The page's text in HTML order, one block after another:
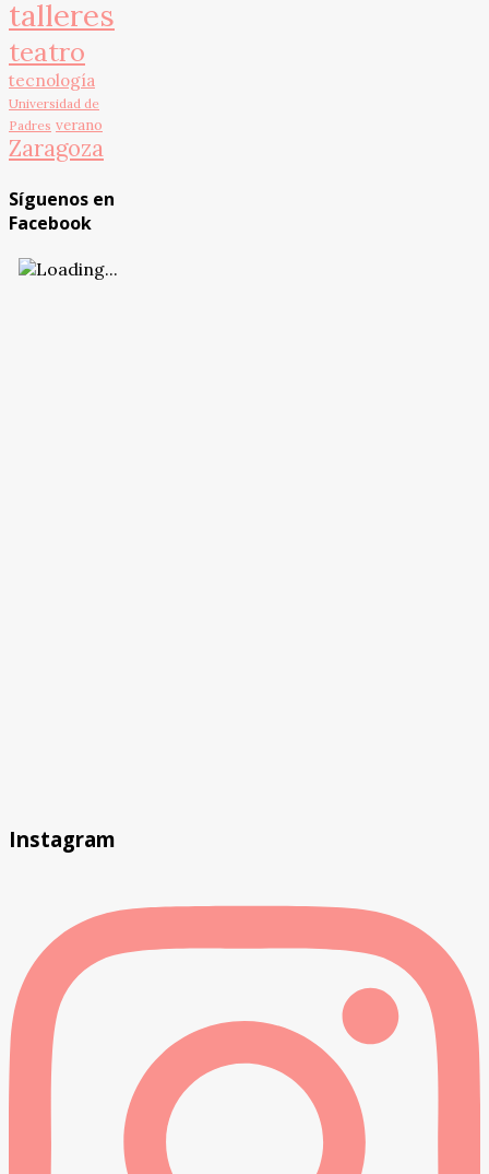
talleres
teatro
tecnología
Universidad de
Padres verano
Zaragoza
Síguenos en
Facebook
Instagram